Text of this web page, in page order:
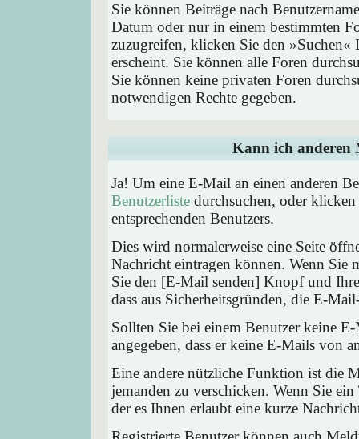
Sie können Beiträge nach
Datum oder nur in einem bestimmten
zuzugreifen, klicken Sie den »Suchen«
erscheint. Sie können alle Foren
Sie können keine privaten Foren
notwendigen Rechte gegeben.
Kann ich anderen
Ja! Um eine E-Mail an einen anderen
Benutzerliste durchsuchen, oder
entsprechenden Benutzers.
Dies wird normalerweise eine Seite
Nachricht eintragen können. Wenn
Sie den [E-Mail senden] Knopf und
dass aus Sicherheitsgründen, die E-
Sollten Sie bei einem Benutzer keine
angegeben, dass er keine E-Mails von
Eine andere nützliche Funktion ist die
jemanden zu verschicken. Wenn Sie
der es Ihnen erlaubt eine kurze